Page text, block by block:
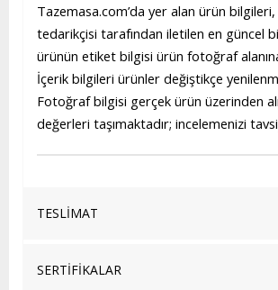
Tazemasa.com’da yer alan ürün
tedarikçisi tarafından iletilen en güncel
ürünün etiket bilgisi ürün fotoğraf
İçerik bilgileri ürünler değiştikçe
Fotoğraf bilgisi gerçek ürün üzerinden
değerleri taşımaktadır; incelemenizi
TESLİMAT
SERTİFİKALAR